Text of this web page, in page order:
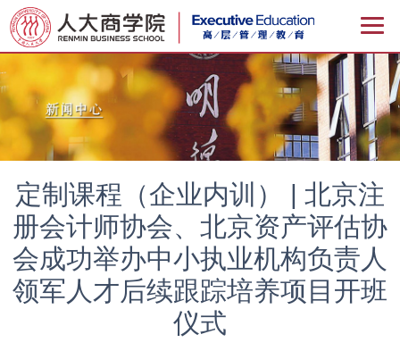
定制课程（企业内训） | 北京注
册会计师协会、北京资产评估协
会成功举办中小执业机构负责人
领军人才后续跟踪培养项目开班
仪式